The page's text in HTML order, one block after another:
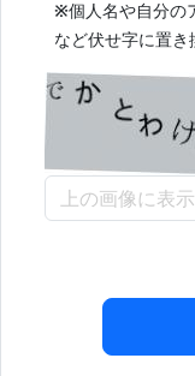
※個人名や自分の
など伏せ字に置き